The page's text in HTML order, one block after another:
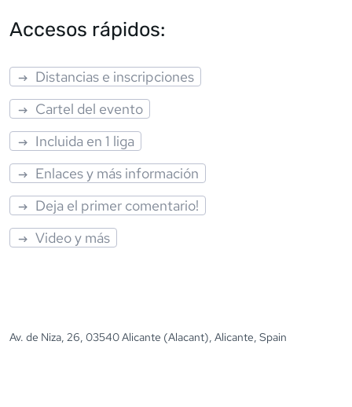
Accesos rápidos:
Distancias e inscripciones
Cartel del evento
Incluida en 1 liga
Enlaces y más información
Deja el primer comentario!
Video y más
Av. de Niza, 26, 03540 Alicante (Alacant), Alicante, Spain